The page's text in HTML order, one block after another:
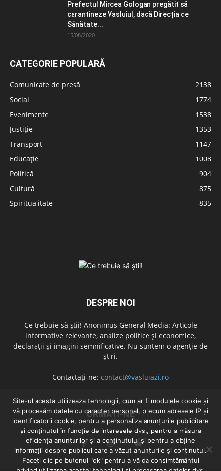
Prefectul Mircea Gologan pregătit să
carantineze Vasluiul, dacă Direcția de
Sănătate...
15/08/2020
CATEGORIE POPULARĂ
Comunicate de presă
2138
Social
1774
Evenimente
1538
Justiție
1353
Transport
1147
Educație
1008
Politică
904
Cultură
875
Spiritualitate
835
DESPRE NOI
Ce trebuie să știi! Anonimus General Media: Articole
informative relevante, analize politice și economice,
declarații și imagini semnificative. Nu suntem o agenție de
știri.
Contactați-ne: contact@vasluiazi.ro
URMAȚI-NE
Site-ul acesta utilizeaza tehnologii, cum ar fi modulele cookie și
vă procesăm datele cu caracter personal, precum adresele IP și
identificatorii cookie, pentru a personaliza anunțurile publicitare
și conținutul în funcție de interesele dvs., pentru a măsura
eficiența anunțurilor și a conținutului și pentru a obține
informații despre publicul care a văzut anunțurile și conținutul.
Faceți clic pe butonul "ok" pentru a vă da consimțământul